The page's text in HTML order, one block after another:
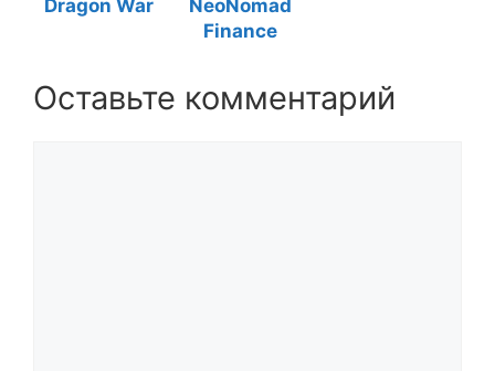
Dragon War
NeoNomad
Finance
Оставьте комментарий